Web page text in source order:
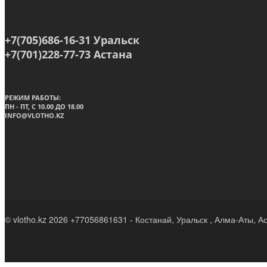
+7(705)686-16-31 Уральск
+7(701)228-77-73 Астана
РЕЖИМ РАБОТЫ:
ПН - ПТ, C 10.00 ДО 18.00
INFO@VLOTHO.KZ
© vlotho.kz 2026 +77056861631 - Костанай, Уральск , Алма-Аты,